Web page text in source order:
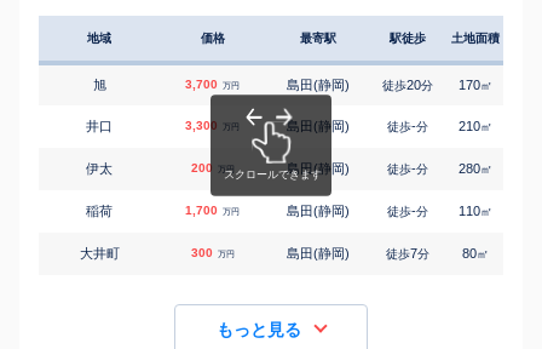
地域 価格 最寄駅 駅徒歩 土地面積
旭 3,700 万円 島田(静岡) 徒歩20分 170㎡
井口 3,300 万円 島田(静岡) 徒歩-分 210㎡
伊太 200 万円 島田(静岡) 徒歩-分 280㎡
稲荷 1,700 万円 島田(静岡) 徒歩-分 110㎡
大井町 300 万円 島田(静岡) 徒歩7分 80㎡
もっと見る